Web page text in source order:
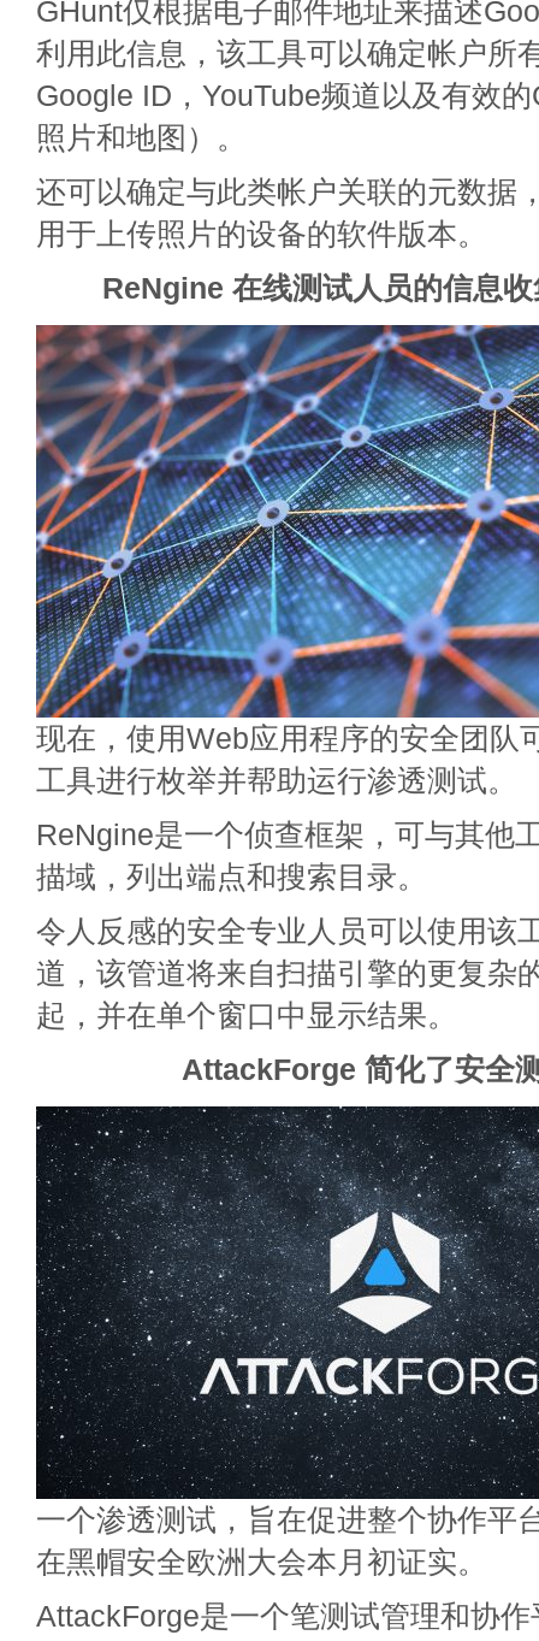
GHunt仅根据电子邮件地址来描述
利用此信息，该工具可以确定帐户所
Google ID，YouTube频道以及有效
照片和地图）。
还可以确定与此类帐户关联的元数据
用于上传照片的设备的软件版本。
ReNgine 在线测试人员的信息
现在，使用Web应用程序的安全团队
工具进行枚举并帮助运行渗透测试。
ReNgine是一个侦查框架，可与其他
描域，列出端点和搜索目录。
令人反感的安全专业人员可以使用该
道，该管道将来自扫描引擎的更复杂
起，并在单个窗口中显示结果。
AttackForge 简化了安全
一个渗透测试，旨在促进整个协作平
在黑帽安全欧洲大会本月初证实。
AttackForge是一个笔测试管理和协